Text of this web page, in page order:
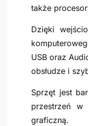
także
Dzięki
USB oraz
obsłudze i
Sprzęt jest
przestrzeń
graficzną.